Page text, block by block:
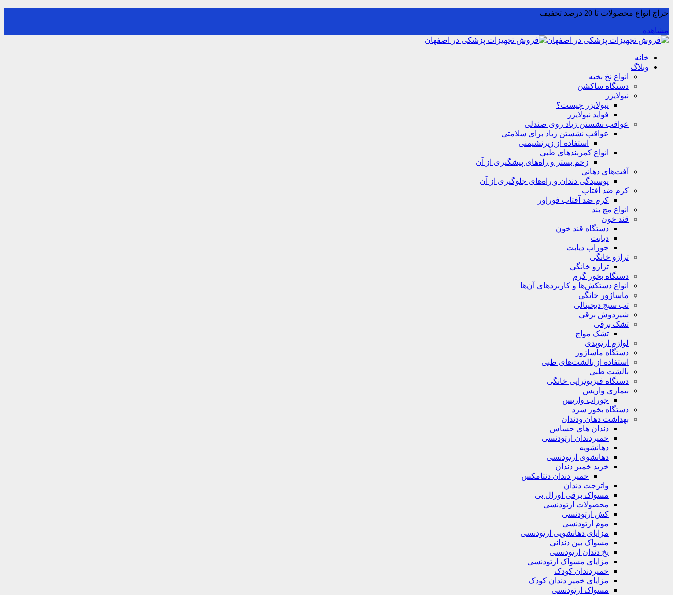
حراج انواع محصولات تا 20 درصد تخفیف
مشاهده
خانه
وبلاگ
انواع نخ بخیه
دستگاه ساکشن
نبولایزر
نبولایزر چیست؟
فواید نبولایزر
عواقب نشستن زیاد روی صندلی
عواقب نشستن زیاد برای سلامتی
استفاده از زیرنشیمنی
انواع کمربندهای طبی
زخم بستر و راه‌های پیشگیری از آن
آفت‌های دهانی
پوسیدگی دندان و راه‌های جلوگیری از آن
کرم ضد آفتاب
کرم ضد آفتاب فوراور
انواع مچ بند
قند خون
دستگاه قند خون
دیابت
جوراب دیابت
ترازو خانگی
ترازو خانگی
دستگاه بخور گرم
انواع دستکش‌ها و کاربردهای آن‌ها
ماساژور خانگی
تب سنج دیجیتالی
شیردوش برقی
تشک برقی
تشک مواج
لوازم ارتوپدی
دستگاه ماساژور
استفاده از بالشت‌های طبی
بالشت‌ طبی
دستگاه فیزیوتراپی خانگی
بیماری واریس
جوراب واریس
دستگاه‌ بخور سرد
بهداشت دهان ودندان
دندان های حساس
خمیردندان ارتودنسی
دهانشویه‌
دهانشوی ارتودنسی
خرید خمیر دندان
خمیر دندان دنتامکس
واترجت دندان
مسواک برقی اورال بی
محصولات ارتودنسی
کش ارتودنسی
موم ارتودنسی
مزایای دهانشویی ارتودنسی
مسواک بین دندانی
نخ دندان ارتودنسی
مزایای مسواک ارتودنسی
خمیردندان کودک
مزایای خمیر دندان کودک
مسواک ارتودنسی